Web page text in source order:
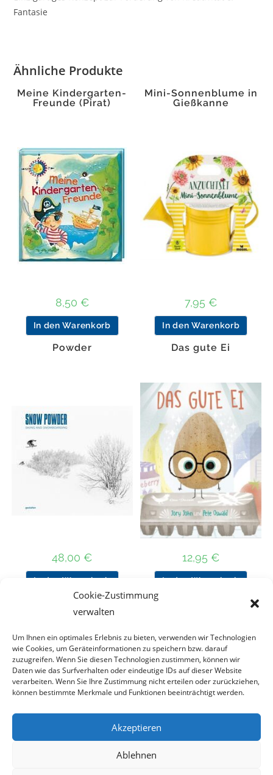
Cookie-Zustimmung
verwalten
Um Ihnen ein optimales Erlebnis zu bieten, verwenden wir Technologien
wie Cookies, um Geräteinformationen zu speichern bzw. darauf
zuzugreifen. Wenn Sie diesen Technologien zustimmen, können wir
Daten wie das Surfverhalten oder eindeutige IDs auf dieser Website
verarbeiten. Wenn Sie Ihre Zustimmung nicht erteilen oder zurückziehen,
können bestimmte Merkmale und Funktionen beeinträchtigt werden.
Akzeptieren
Ablehnen
Fantasie
Ähnliche Produkte
Meine Kindergarten-
Freunde (Pirat)
8,50 €
In den Warenkorb
Mini-Sonnenblume in
Gießkanne
7,95 €
In den Warenkorb
Powder
48,00 €
In den Warenkorb
Das gute Ei
12,95 €
In den Warenkorb
Nach Preis filtern
Kategorie
auswählen
Datenschutz
Haftungsausschluss